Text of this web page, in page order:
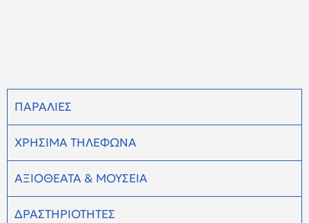
ΠΑΡΑΛΙΕΣ
ΧΡΗΣΙΜΑ ΤΗΛΕΦΩΝΑ
ΑΞΙΟΘΕΑΤΑ & ΜΟΥΣΕΙΑ
ΔΡΑΣΤΗΡΙΟΤΗΤΕΣ